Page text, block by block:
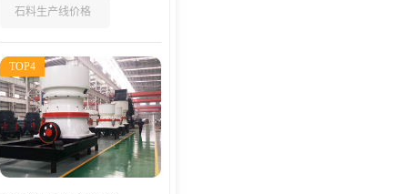
石料生产线价格
TOP4